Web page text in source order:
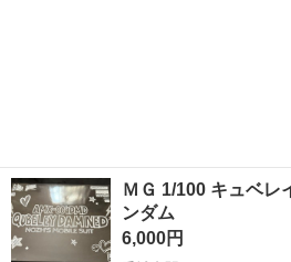
ＭＧ 1/100 キュベ
ンダム
6,000円